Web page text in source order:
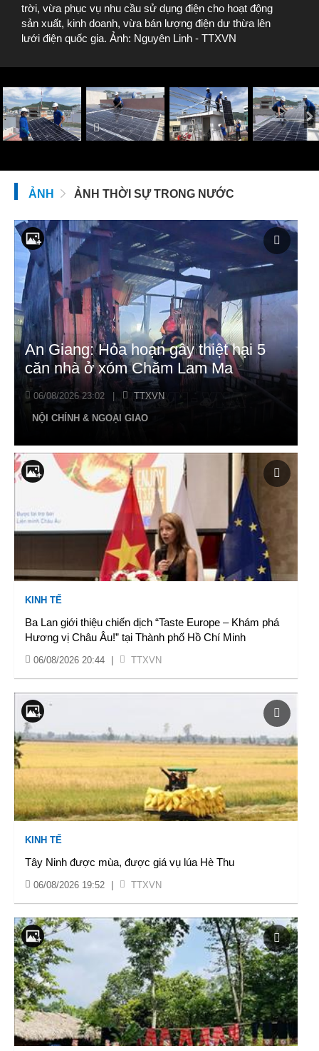
trời, vừa phục vụ nhu cầu sử dụng điện cho hoạt động
sản xuất, kinh doanh, vừa bán lượng điện dư thừa lên
lưới điện quốc gia. Ảnh: Nguyên Linh - TTXVN
ẢNH ẢNH THỜI SỰ TRONG NƯỚC
An Giang: Hỏa hoạn gây thiệt hại 5
căn nhà ở xóm Chăm Lam Ma
06/08/2026 23:02 TTXVN
NỘI CHÍNH & NGOẠI GIAO
KINH TẾ
Ba Lan giới thiệu chiến dịch “Taste Europe – Khám phá
Hương vị Châu Âu!” tại Thành phố Hồ Chí Minh
06/08/2026 20:44 TTXVN
KINH TẾ
Tây Ninh được mùa, được giá vụ lúa Hè Thu
06/08/2026 19:52 TTXVN